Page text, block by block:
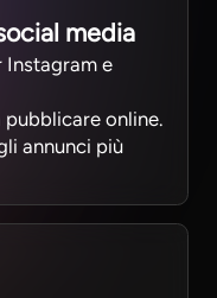
media
Instagram e
online.
annunci più